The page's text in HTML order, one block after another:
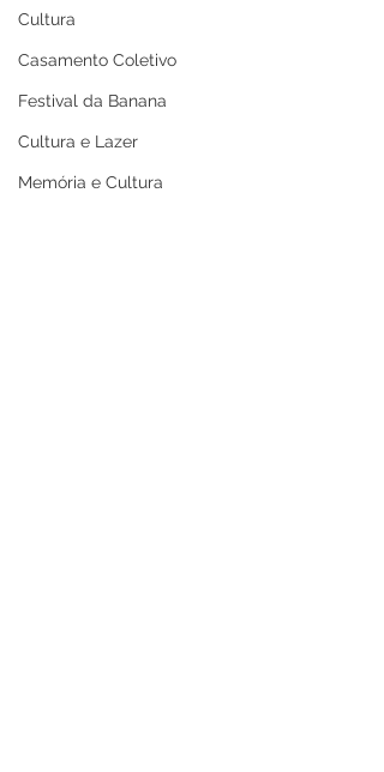
Cultura
Casamento Coletivo
Festival da Banana
Cultura e Lazer
Memória e Cultura